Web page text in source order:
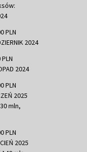
PLN
2024
2024
PLN
2025
mln,
PLN
2025